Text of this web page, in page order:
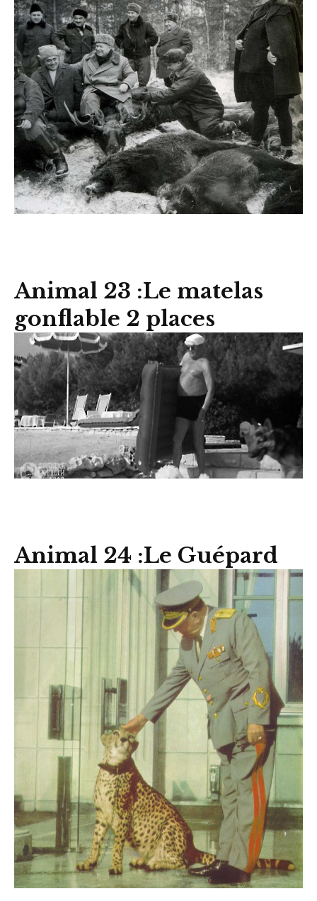
Animal 23 :Le matelas
gonflable 2 places
Animal 24 :Le Guépard